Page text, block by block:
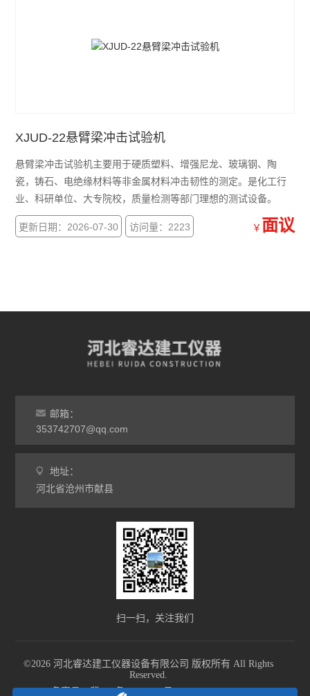
XJUD-22悬臂梁冲击试验机
悬臂梁冲击试验机主要用于硬质塑料、增强尼龙、玻璃钢、陶
瓷，铸石、电绝缘材料等非金属材料冲击韧性的测定。是化工行
业、科研单位、大专院校，质量检测等部门理想的测试设备。
更新日期：2026-07-30 访问量：2223 ￥ 面议
邮箱：
353742707@qq.com
地址：
河北省沧州市献县
扫一扫，关注我们
©2026 河北睿达建工仪器设备有限公司 版权所有 All Rights
Reserved.
备案号：冀ICP备18002055号-1